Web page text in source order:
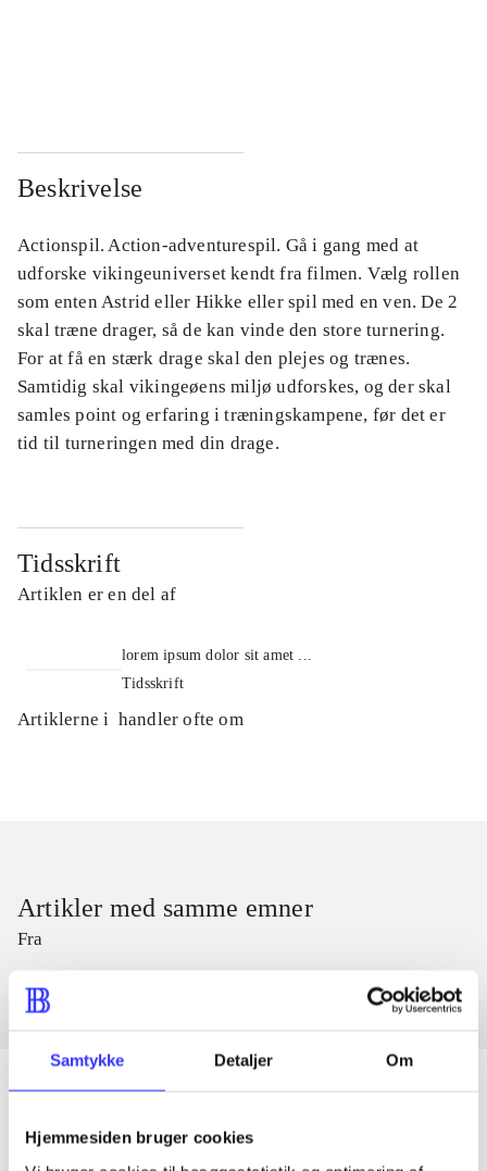
Samtykke Detaljer Om
Hjemmesiden bruger cookies
Beskrivelse
Actionspil. Action-adventurespil. Gå i gang med at
udforske vikingeuniverset kendt fra filmen. Vælg rollen
som enten Astrid eller Hikke eller spil med en ven. De 2
skal træne drager, så de kan vinde den store turnering.
For at få en stærk drage skal den plejes og trænes.
Samtidig skal vikingeøens miljø udforskes, og der skal
samles point og erfaring i træningskampene, før det er
tid til turneringen med din drage.
Tidsskrift
Artiklen er en del af
lorem ipsum dolor sit amet ...
Tidsskrift
Artiklerne i handler ofte om
Artikler med samme emner
Fra
Artikler